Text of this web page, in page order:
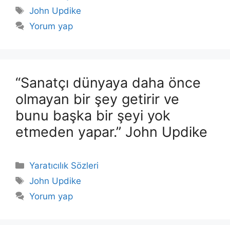
Etiketler
John Updike
Yorum yap
“Sanatçı dünyaya daha önce
olmayan bir şey getirir ve
bunu başka bir şeyi yok
etmeden yapar.” John Updike
Kategoriler
Yaratıcılık Sözleri
Etiketler
John Updike
Yorum yap